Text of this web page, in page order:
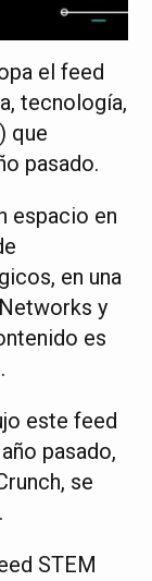
el feed
tecnología,
que
pasado.
espacio en
en una
y
es
este feed
pasado,
se
STEM